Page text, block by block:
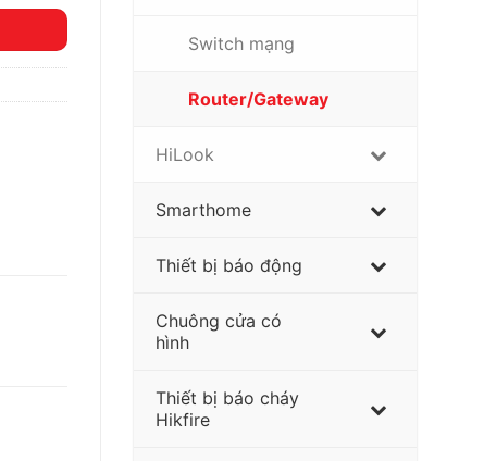
Switch mạng
Router/Gateway
HiLook
Smarthome
Thiết bị báo động
Chuông cửa có
hình
Thiết bị báo cháy
Hikfire